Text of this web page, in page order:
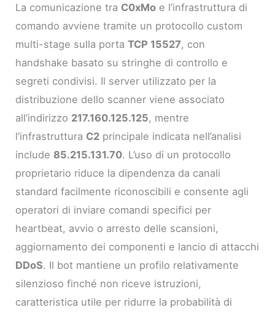
La comunicazione tra C0xMo e l’infrastruttura di
comando avviene tramite un protocollo custom
multi-stage sulla portaTCP 15527, con
handshake basato su stringhe di controllo e
segreti condivisi. Il server utilizzato per la
distribuzione dello scanner viene associato
all’indirizzo 217.160.125.125, mentre
l’infrastruttura C2 principale indicata nell’analisi
include 85.215.131.70. L’uso di un protocollo
proprietario riduce la dipendenza da canali
standard facilmente riconoscibili e consente agli
operatori di inviare comandi specifici per
heartbeat, avvio o arresto delle scansioni,
aggiornamento dei componenti e lancio di attacchi
DDoS. Il bot mantiene un profilo relativamente
silenzioso finché non riceve istruzioni,
caratteristica utile per ridurre la probabilità di